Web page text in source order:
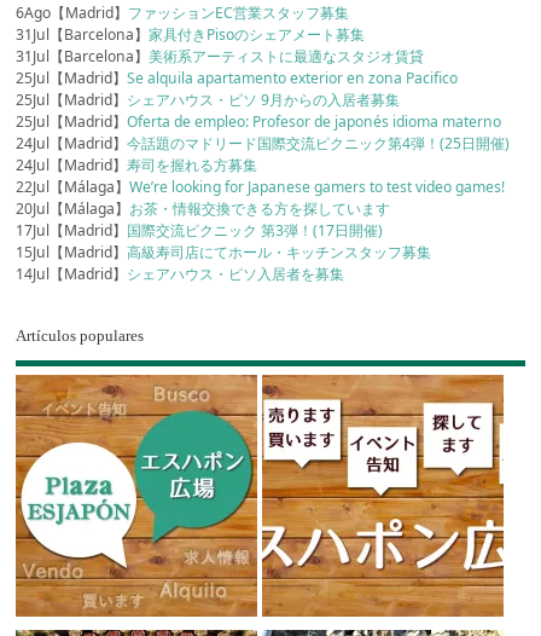
6Ago【Madrid】 ファッションEC営業スタッフ募集
31Jul【Barcelona】家具付きPisoのシェアメート募集
31Jul【Barcelona】美術系アーティストに最適なスタジオ賃貸
25Jul【Madrid】Se alquila apartamento exterior en zona Pacifico
25Jul【Madrid】 シェアハウス・ピソ 9月からの入居者募集
25Jul【Madrid】Oferta de empleo: Profesor de japonés idioma materno
24Jul【Madrid】今話題のマドリード国際交流ピクニック第4弾！(25日開催)
24Jul【Madrid】寿司を握れる方募集
22Jul【Málaga】We’re looking for Japanese gamers to test video games!
20Jul【Málaga】 お茶・情報交換できる方を探しています
17Jul【Madrid】 国際交流ピクニック 第3弾！(17日開催)
15Jul【Madrid】高級寿司店にてホール・キッチンスタッフ募集
14Jul【Madrid】 シェアハウス・ピソ入居者を募集
Artículos populares